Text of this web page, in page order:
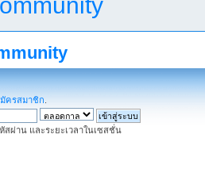
ครสมาชิก
สผ่าน และระยะเวลาในเซสชั่น